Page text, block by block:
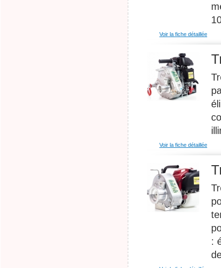
Voir la fiche détaillée
Voir la fiche détaillée
: